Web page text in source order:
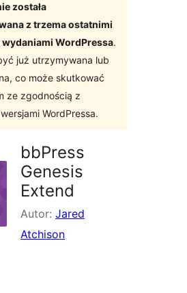
została
z trzema ostatnimi
wydaniami WordPressa.
już utrzymywana lub
co może skutkować
ze zgodnością z
WordPressa.
bbPress
Genesis
Extend
Autor: Jared
Atchison